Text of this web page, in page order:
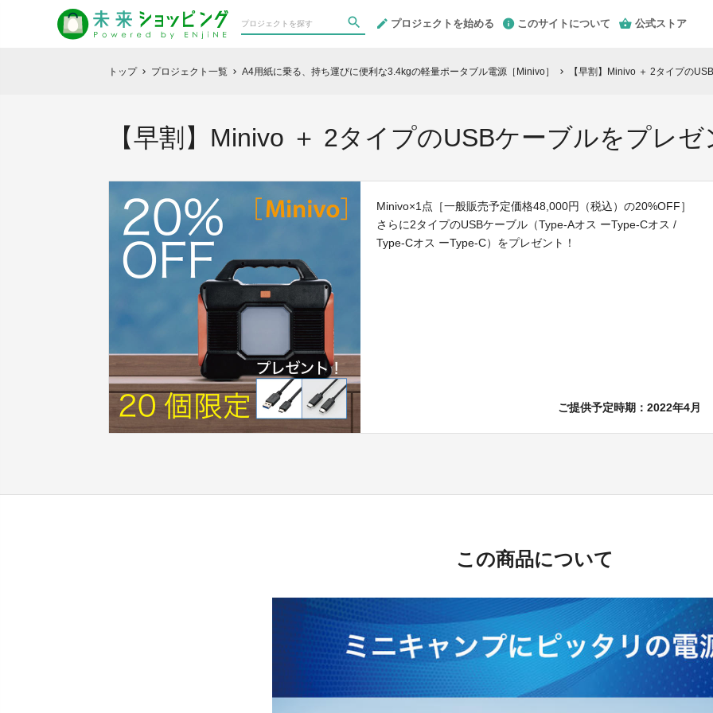
プロジェクトを始める このサイトについて 公式ストア
トップ chevron_right プロジェクト一覧 chevron_right A4用紙に乗る、持ち運びに便利な3.4kgの軽量ポータブル電源［Minivo］ chevron_right 【早割】Minivo ＋ 2タイプの
【早割】Minivo ＋ 2タイプのUSBケーブルをプレ
Minivo×1点［一般販売予定価格48,000円（税込）の20%OFF］
さらに2タイプのUSBケーブル（Type-Aオス ーType-Cオス /
Type-Cオス ーType-C）をプレゼント！
ご提供予定時期：2022年4月
この商品について